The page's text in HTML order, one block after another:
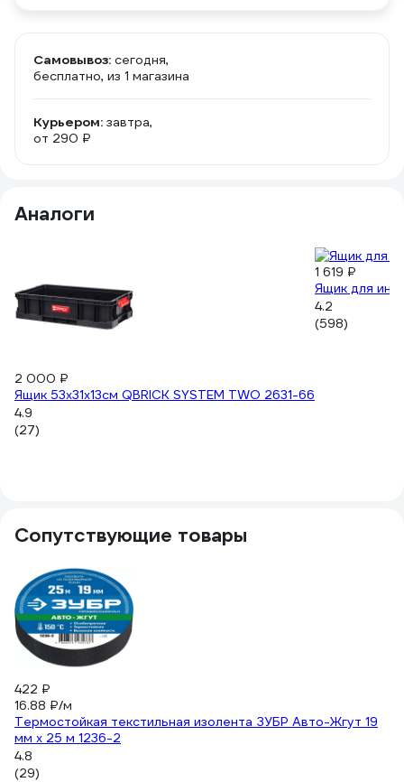
Самовывоз: сегодня,
бесплатно, из 1 магазина
Курьером: завтра,
от 290 ₽
Аналоги
2 000 ₽
Ящик 53х31х13см QBRICK SYSTEM TWO 2631-66
4.9
(27)
1 619 ₽
Ящик для
4.2
(598)
Сопутствующие товары
422 ₽
16.88 ₽/м
Термостойкая текстильная изолента ЗУБР Авто-Жгут 19
мм х 25 м 1236-2
4.8
(29)